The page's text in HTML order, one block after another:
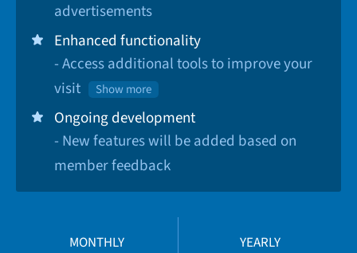
advertisements
Enhanced functionality
- Access additional tools to improve your
visit
Show more
Ongoing development
- New features will be added based on
member feedback
MONTHLY YEARLY